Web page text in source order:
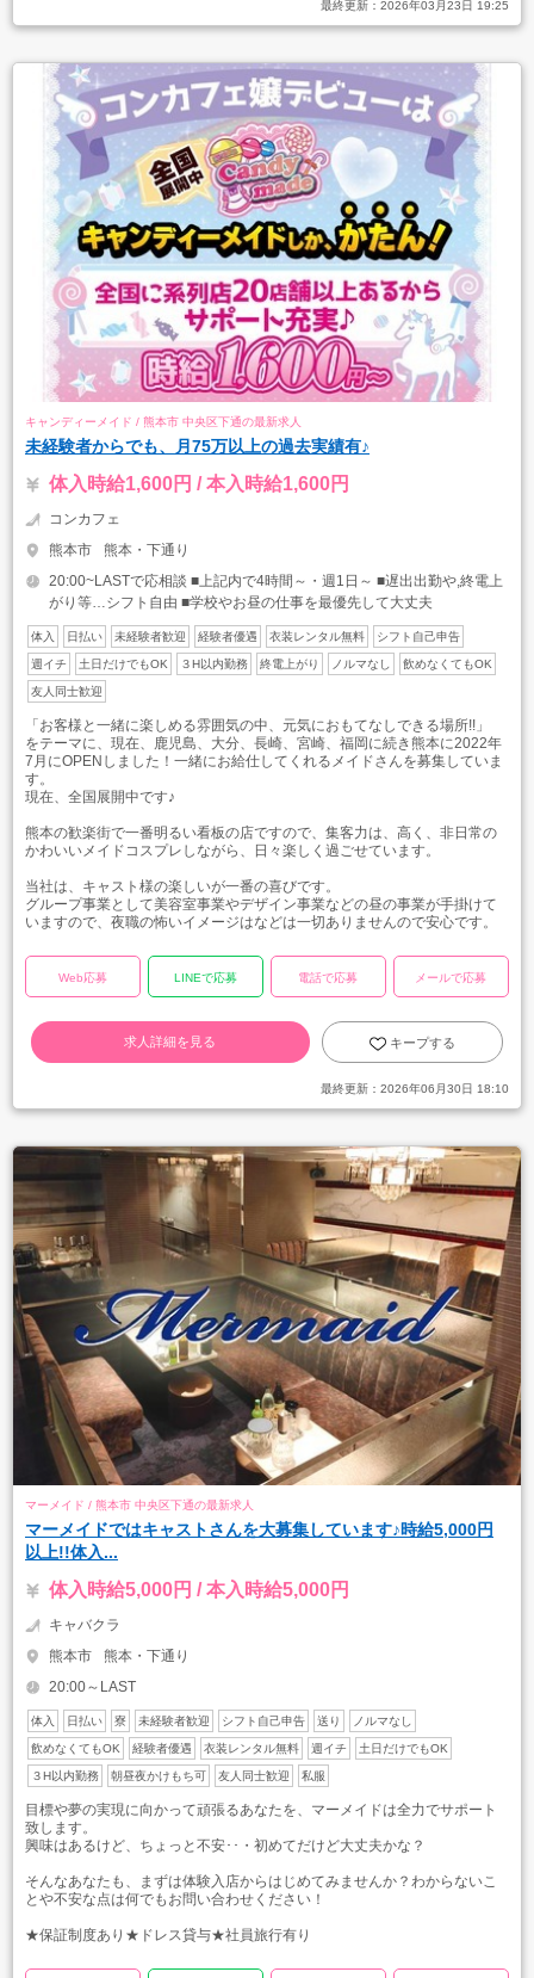
最終更新： 2026年03月23日 19:25
キャンディーメイド / 熊本市 中央区下通の最新求人
未経験者からでも、月75万以上の過去実績有♪
体入時給1,600円 / 本入時給1,600円
コンカフェ
熊本市
熊本・下通り
20:00~LASTで応相談 ■上記内で4時間～・週1日～ ■遅出出勤や,終電上
がり等…シフト自由 ■学校やお昼の仕事を最優先して大丈夫
体入 日払い 未経験者歓迎 経験者優遇 衣装レンタル無料 シフト自己申告
週イチ 土日だけでもOK ３H以内勤務 終電上がり ノルマなし 飲めなくてもOK
友人同士歓迎
「お客様と一緒に楽しめる雰囲気の中、元気におもてなしできる場所!!」
をテーマに、現在、鹿児島、大分、長崎、宮崎、福岡に続き熊本に2022年
7月にOPENしました！一緒にお給仕してくれるメイドさんを募集していま
す。
現在、全国展開中です♪
熊本の歓楽街で一番明るい看板の店ですので、集客力は、高く、非日常の
かわいいメイドコスプレしながら、日々楽しく過ごせています。
当社は、キャスト様の楽しいが一番の喜びです。
グループ事業として美容室事業やデザイン事業などの昼の事業が手掛けて
いますので、夜職の怖いイメージはなどは一切ありませんので安心です。
Web応募 LINEで応募 電話で応募 メールで応募
求人詳細を見る キープする
最終更新： 2026年06月30日 18:10
マーメイド / 熊本市 中央区下通の最新求人
マーメイドではキャストさんを大募集しています♪時給5,000円
以上!!体入...
体入時給5,000円 / 本入時給5,000円
キャバクラ
熊本市
熊本・下通り
20:00～LAST
体入 日払い 寮 未経験者歓迎 シフト自己申告 送り ノルマなし
飲めなくてもOK 経験者優遇 衣装レンタル無料 週イチ 土日だけでもOK
３H以内勤務 朝昼夜かけもち可 友人同士歓迎 私服
目標や夢の実現に向かって頑張るあなたを、マーメイドは全力でサポート
致します。
興味はあるけど、ちょっと不安･･・初めてだけど大丈夫かな？
そんなあなたも、まずは体験入店からはじめてみませんか？わからないこ
とや不安な点は何でもお問い合わせください！
★保証制度あり★ドレス貸与★社員旅行有り